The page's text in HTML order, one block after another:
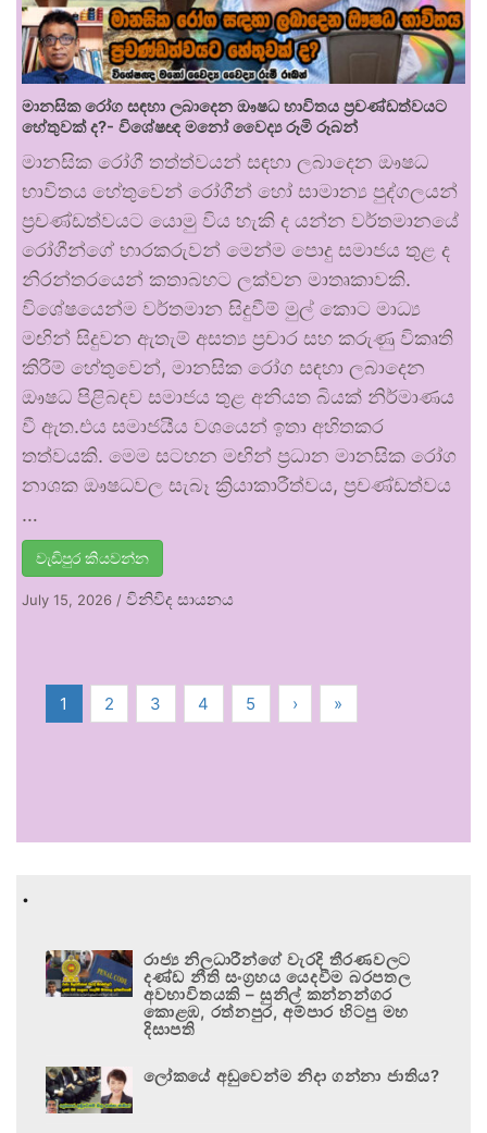
මානසික රෝග සඳහා ලබාදෙන ඖෂධ භාවිතය ප්‍රචණ්ඩත්වයට
හේතුවක් ද?- විශේෂඥ මනෝ වෛද්‍ය රූමි රූබන්
මානසික රෝගී තත්ත්වයන් සඳහා ලබාදෙන ඖෂධ
භාවිතය හේතුවෙන් රෝගීන් හෝ සාමාන්‍ය පුද්ගලයන්
ප්‍රචණ්ඩත්වයට යොමු විය හැකි ද යන්න වර්තමානයේ
රෝගීන්ගේ භාරකරුවන් මෙන්ම පොදු සමාජය තුළ ද
නිරන්තරයෙන් කතාබහට ලක්වන මාතෘකාවකි.
විශේෂයෙන්ම වර්තමාන සිදුවීම් මුල් කොට මාධ්‍ය
මඟින් සිදුවන ඇතැම් අසත්‍ය ප්‍රචාර සහ කරුණු විකෘති
කිරීම් හේතුවෙන්, මානසික රෝග සඳහා ලබාදෙන
ඖෂධ පිළිබඳව සමාජය තුළ අනියත බියක් නිර්මාණය
වී ඇත.එය සමාජයීය වශයෙන් ඉතා අහිතකර
තත්වයකි. මෙම සටහන මඟින් ප්‍රධාන මානසික රෝග
නාශක ඖෂධවල සැබෑ ක්‍රියාකාරීත්වය, ප්‍රචණ්ඩත්වය
…
වැඩිපුර කියවන්න
July 15, 2026 / විනිවිද සායනය
1 2 3 4 5 › »
.
රාජ්‍ය නිලධාරීන්ගේ වැරදි තීරණවලට
දණ්ඩ නීති සංග්‍රහය යෙදවීම බරපතල
අවභාවිතයකි – සුනිල් කන්නන්ගර
කොළඹ, රත්නපුර, අම්පාර හිටපු මහ
දිසාපති
ලෝකයේ අඩුවෙන්ම නිදා ගන්නා ජාතිය?